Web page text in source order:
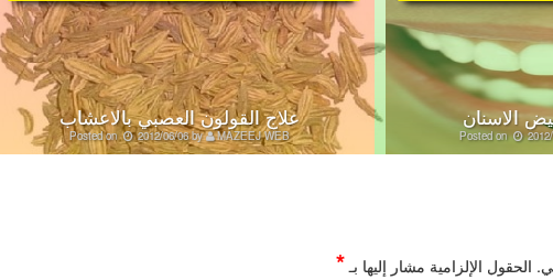
علاج القولون العصبي بالاعشاب
Posted on 2012/06/06by MAZEEJ WEB
الاسنان
Posted on
الحقول الإلزامية مشار إليها بـ *